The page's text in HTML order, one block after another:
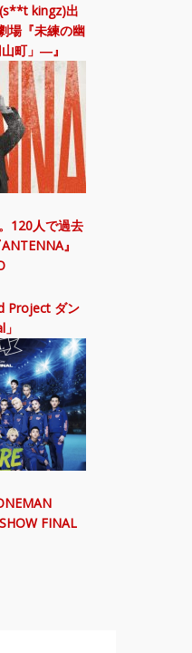
kingz)出
場『未練の幽
町」―』
120人で過去
』
Project ダン
FINAL